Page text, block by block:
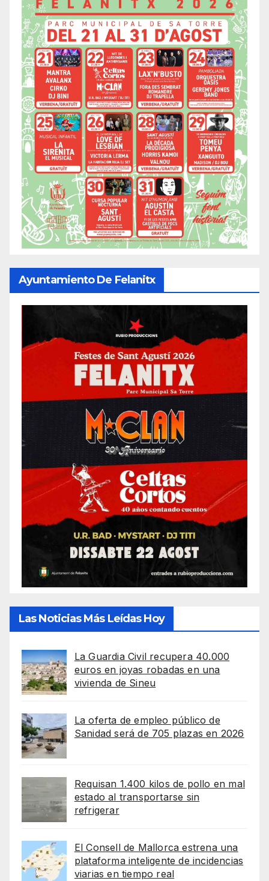
Ayuntamiento De Felanitx
Las Noticias Más Leídas Hoy
La Guardia Civil recupera 40.000
euros en joyas robadas en una
vivienda de Sineu
La oferta de empleo público de
Sanidad será de 705 plazas en 2026
Requisan 1.400 kilos de pollo en mal
estado al transportarse sin
refrigerar
El Consell de Mallorca estrena una
plataforma inteligente de incidencias
viarias en tiempo real